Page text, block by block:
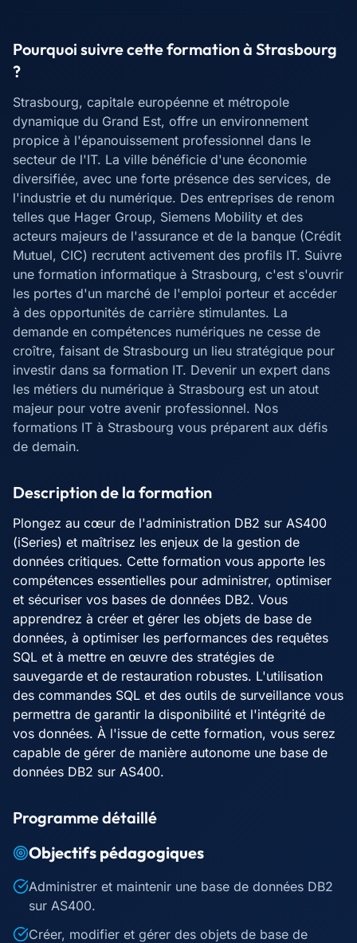
Pourquoi suivre cette formation à Strasbourg
?
Strasbourg, capitale européenne et métropole
dynamique du Grand Est, offre un environnement
propice à l'épanouissement professionnel dans le
secteur de l'IT. La ville bénéficie d'une économie
diversifiée, avec une forte présence des services, de
l'industrie et du numérique. Des entreprises de renom
telles que Hager Group, Siemens Mobility et des
acteurs majeurs de l'assurance et de la banque (Crédit
Mutuel, CIC) recrutent activement des profils IT. Suivre
une formation informatique à Strasbourg, c'est s'ouvrir
les portes d'un marché de l'emploi porteur et accéder
à des opportunités de carrière stimulantes. La
demande en compétences numériques ne cesse de
croître, faisant de Strasbourg un lieu stratégique pour
investir dans sa formation IT. Devenir un expert dans
les métiers du numérique à Strasbourg est un atout
majeur pour votre avenir professionnel. Nos
formations IT à Strasbourg vous préparent aux défis
de demain.
Description de la formation
Plongez au cœur de l'administration DB2 sur AS400
(iSeries) et maîtrisez les enjeux de la gestion de
données critiques. Cette formation vous apporte les
compétences essentielles pour administrer, optimiser
et sécuriser vos bases de données DB2. Vous
apprendrez à créer et gérer les objets de base de
données, à optimiser les performances des requêtes
SQL et à mettre en œuvre des stratégies de
sauvegarde et de restauration robustes. L'utilisation
des commandes SQL et des outils de surveillance vous
permettra de garantir la disponibilité et l'intégrité de
vos données. À l'issue de cette formation, vous serez
capable de gérer de manière autonome une base de
données DB2 sur AS400.
Programme détaillé
Objectifs pédagogiques
Administrer et maintenir une base de données DB2
sur AS400.
Créer, modifier et gérer des objets de base de